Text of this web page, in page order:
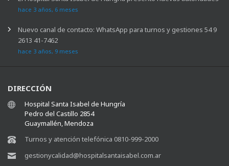
hace 3 años, 6 meses
Nuevo canal de contacto: WhatsApp para turnos y gestiones 54 9
2613 41-7462
hace 3 años, 9 meses
DIRECCIÓN
Hospital Santa Isabel de Hungría
Pedro del Castillo 2854
Guaymallén, Mendoza
Turnos y atención telefónica 0810-999-2000
gestionycalidad@hospitalsantaisabel.com.ar